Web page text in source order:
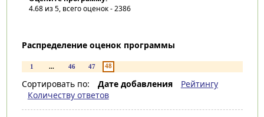
4.68из 5, всего оценок -2386
Распределение оценок программы
1 ... 46 47 48
Сортировать по: Дате добавления
Рейтингу
Количеству ответов